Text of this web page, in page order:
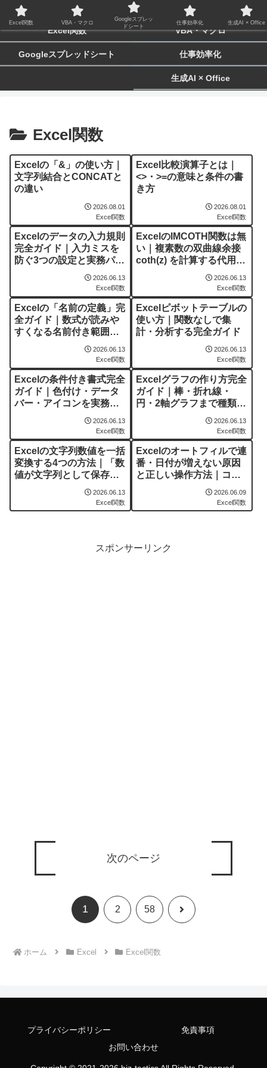
biz-tactics
Excel関数 VBA・マクロ
Googleスプレッドシート 仕事効率化
生成AI × Office
Excel関数
Excelの「&」の使い方｜
文字列結合とCONCATと
の違い
2026.08.01
Excel関数
Excel比較演算子とは｜
<>・>=の意味と条件の書
き方
2026.08.01
Excel関数
Excelのデータの入力規則
完全ガイド｜入力ミスを
防ぐ3つの設定と実務パタ
2026.06.13
Excel関数
ExcelのIMCOTH関数は無
い｜複素数の双曲線余接
coth(z) を計算する代用式
2026.06.13
Excel関数
Excelの「名前の定義」完
全ガイド｜数式が読みや
すくなる名前付き範囲の
2026.06.13
Excel関数
Excelピボットテーブルの
使い方｜関数なしで集
計・分析する完全ガイド
2026.06.13
Excel関数
Excelの条件付き書式完全
ガイド｜色付け・データ
バー・アイコンを実務で
2026.06.13
Excel関数
Excelグラフの作り方完全
ガイド｜棒・折れ線・
円・2軸グラフまで種類別
2026.06.13
Excel関数
Excelの文字列数値を一括
変換する4つの方法｜「数
値が文字列として保存さ
れています」を解除
2026.06.13
Excel関数
Excelのオートフィルで連
番・日付が増えない原因
と正しい操作方法｜コピ
ーになってしまうときの
2026.06.09
Excel関数
スポンサーリンク
次のページ
1 2 58 次
ホーム Excel Excel関数
プライバシーポリシー
免責事項
お問い合わせ
Excel関数 VBA・マクロ
Googleスプレッ
ドシート
仕事効率化 生成AI × Office